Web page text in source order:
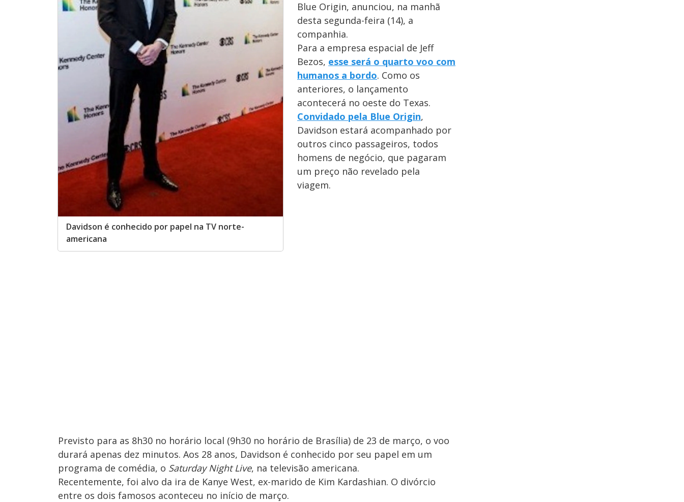
Davidson é conhecido por papel na TV norte-
americana
Blue Origin, anunciou, na manhã
desta segunda-feira (14), a
companhia.
Para a empresa espacial de Jeff
Bezos, esse será o quarto voo com
humanos a bordo. Como os
anteriores, o lançamento
acontecerá no oeste do Texas.
Convidado pela Blue Origin,
Davidson estará acompanhado por
outros cinco passageiros, todos
homens de negócio, que pagaram
um preço não revelado pela
viagem.
Previsto para as 8h30 no horário local (9h30 no horário de Brasília) de 23 de março, o voo
durará apenas dez minutos. Aos 28 anos, Davidson é conhecido por seu papel em um
programa de comédia, o Saturday Night Live, na televisão americana.
Recentemente, foi alvo da ira de Kanye West, ex-marido de Kim Kardashian. O divórcio
entre os dois famosos aconteceu no início de março.